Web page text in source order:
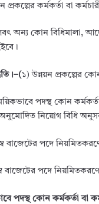
প্রকল্পের কর্মকর্তা বা
অন্য কোন বিধিমালা, আদেশ
১) উন্নয়ন প্রকল্পের
পদস্থ কোন কর্মকর্তা
অনুমোদিত নিয়োগ বিধি
বাজেটের পদে
বাজেটের পদে
পদস্থ কোন কর্মকর্তা বা